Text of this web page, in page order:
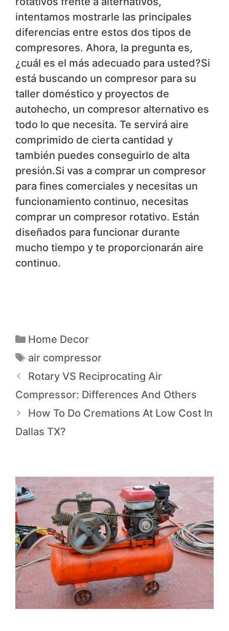
intentamos mostrarle las principales
diferencias entre estos dos tipos de
compresores. Ahora, la pregunta es,
¿cuál es el más adecuado para usted?Si
está buscando un compresor para su
taller doméstico y proyectos de
autohecho, un compresor alternativo es
todo lo que necesita. Te servirá aire
comprimido de cierta cantidad y
también puedes conseguirlo de alta
presión.Si vas a comprar un compresor
para fines comerciales y necesitas un
funcionamiento continuo, necesitas
comprar un compresor rotativo. Están
diseñados para funcionar durante
mucho tiempo y te proporcionarán aire
continuo.
Home Decor
air compressor
Rotary VS Reciprocating Air
Compressor: Differences And Others
How To Do Cremations At Low Cost In
Dallas TX?